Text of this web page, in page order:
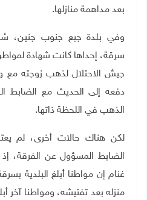
بعد مداهمة منازلها.
وفي بلدة جبع جنوب جنين،
سرقة، إحداها كانت شهادة
جيش الاحتلال لذهب زوجته مع
دفعه إلى الحديث مع الضابط
الذهب في اللحظة ذاتها.
لكن هناك حالات أخرى، لم
الضابط المسؤول عن الفرقة،
منزله بعد تفتيشه، ومواطنا